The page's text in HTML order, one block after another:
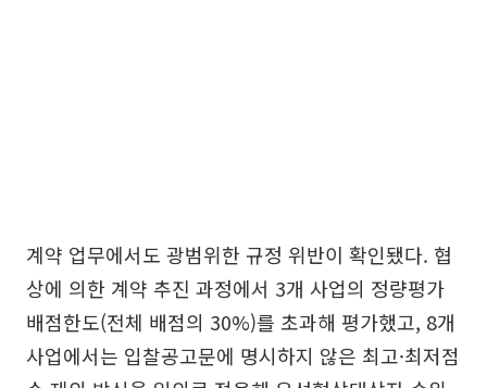
계약 업무에서도 광범위한 규정 위반이 확인됐다. 협
상에 의한 계약 추진 과정에서 3개 사업의 정량평가
배점한도(전체 배점의 30%)를 초과해 평가했고, 8개
사업에서는 입찰공고문에 명시하지 않은 최고·최저점